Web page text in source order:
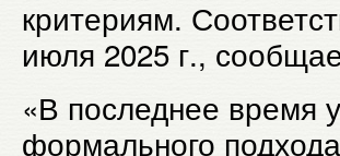
критериям.
июля 2025 г.,
«В последнее время
формального